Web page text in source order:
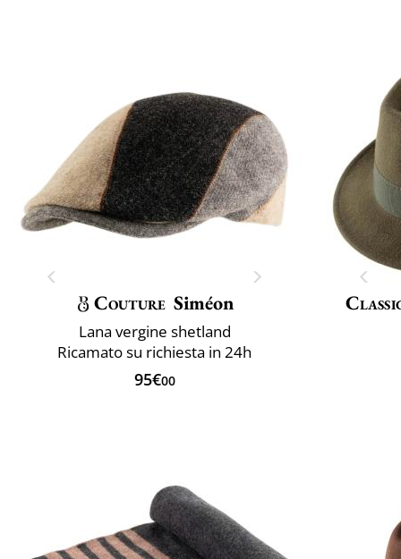
Couture Siméon
Lana vergine shetland
Ricamato su richiesta in 24h
95€00